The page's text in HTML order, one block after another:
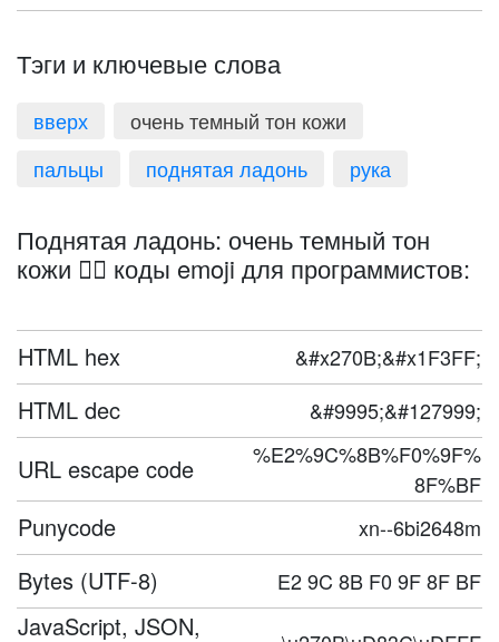
Тэги и ключевые слова
вверх
очень темный тон кожи
пальцы
поднятая ладонь рука
Поднятая ладонь: очень темный тон
кожи ✋🏿 коды emoji для программистов:
HTML hex &#x270B;&#x1F3FF;
HTML dec &#9995;&#127999;
URL escape code
%E2%9C%8B%F0%9F%
8F%BF
Punycode xn--6bi2648m
Bytes (UTF-8) E2 9C 8B F0 9F 8F BF
JavaScript, JSON,